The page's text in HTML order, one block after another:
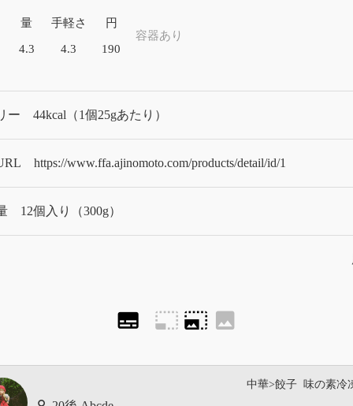
量
4.3
手軽さ
4.3
円
190
容器あり
ー 44kcal（1個25gあたり）
https://www.ffa.ajinomoto.com/products/detail/id/1
12個入り（300g）
subtitles photo_size_select_small photo_size_select_large image
中華>餃子 味の素冷